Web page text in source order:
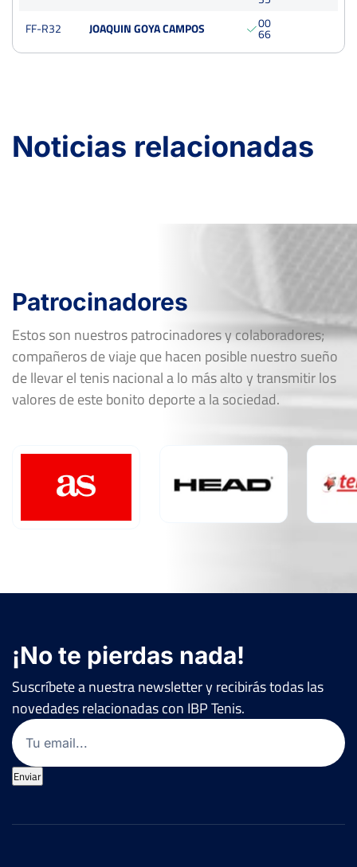
FF-R32
JOAQUIN GOYA CAMPOS 0
6
0
6
Noticias relacionadas
Patrocinadores
Estos son nuestros patrocinadores y colaboradores;
compañeros de viaje que hacen posible nuestro sueño
de llevar el tenis nacional a lo más alto y transmitir los
valores de este bonito deporte a la sociedad.
¡No te pierdas nada!
Suscríbete a nuestra newsletter y recibirás todas las
novedades relacionadas con IBP Tenis.
Email
Enviar